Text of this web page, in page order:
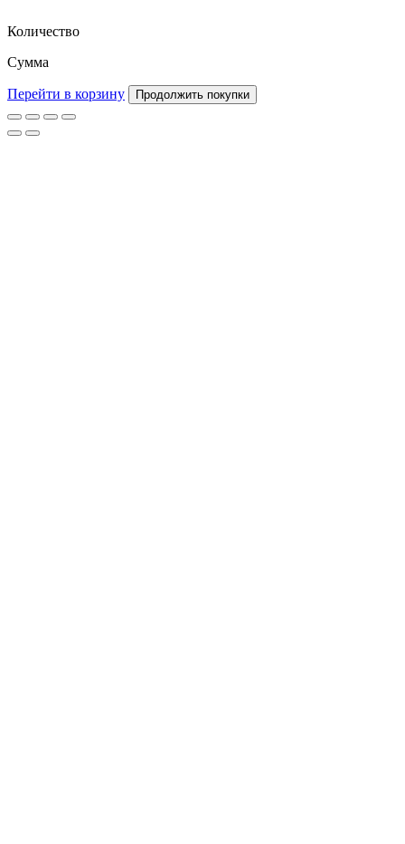
Количество
Сумма
Перейти в корзину Продолжить покупки